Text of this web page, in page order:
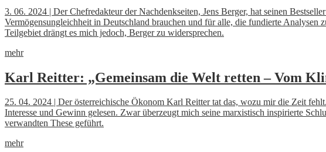
3. 06. 2024 | Der Chefredakteur der Nachdenkseiten, Jens Berger, hat seinen
Vermögensungleichheit in Deutschland brauchen und für alle, die fundierte Analysen
Teilgebiet drängt es mich jedoch, Berger zu widersprechen.
mehr
Karl Reitter: „Gemeinsam die Welt retten – Vom
25. 04. 2024 | Der österreichische Ökonom Karl Reitter tat das, wozu mir die Zeit
Interesse und Gewinn gelesen. Zwar überzeugt mich seine marxistisch inspirierte
verwandten These geführt.
mehr